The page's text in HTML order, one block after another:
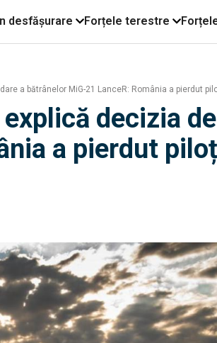
desfășurare Forțele terestre
a bătrânelor MiG-21 LanceR: România a pierdut
decizia
a pierdut